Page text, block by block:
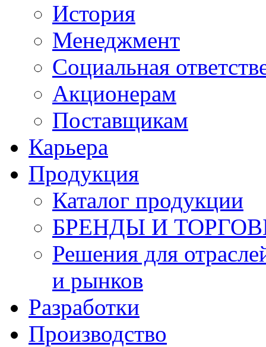
История
Менеджмент
Социальная
Акционерам
Поставщикам
Карьера
Продукция
Каталог продукции
БРЕНДЫ И
Решения для
и рынков
Разработки
Производство